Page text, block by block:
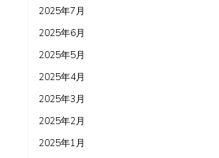
2025年7月
2025年6月
2025年5月
2025年4月
2025年3月
2025年2月
2025年1月